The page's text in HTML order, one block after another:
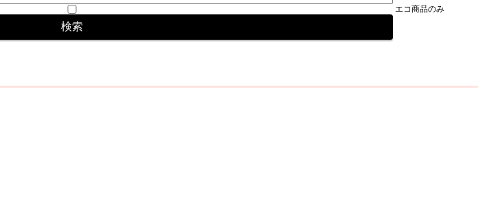
エコ商品のみ